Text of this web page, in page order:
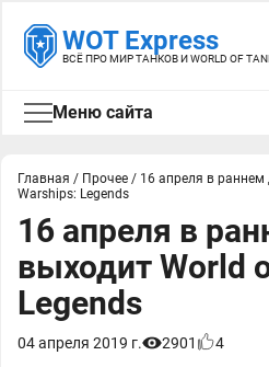
WOT Express
ВСЁ ПРО МИР ТАНКОВ И WORLD OF
Меню сайта
Главная / Прочее / 16 апреля в раннем
Warships: Legends
16 апреля в
выходит World
Legends
04 апреля 2019 г. 2901 4